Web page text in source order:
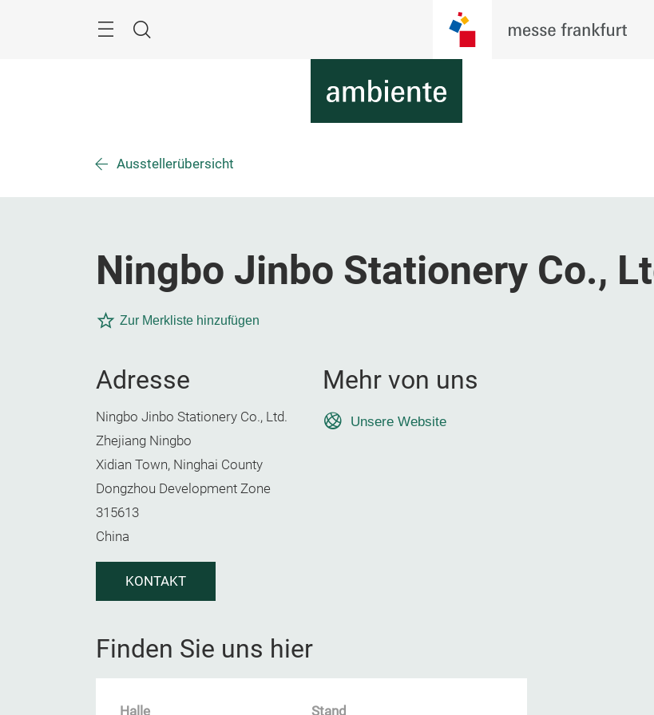
Suche
Ausstellerübersicht
Ningbo Jinbo Stationery Co.,
Zur Merkliste hinzufügen
Adresse
Ningbo Jinbo Stationery Co., Ltd.
Zhejiang Ningbo
Xidian Town, Ninghai County
Dongzhou Development Zone
315613
China
KONTAKT
Mehr von uns
Unsere Website
Finden Sie uns hier
Halle Stand